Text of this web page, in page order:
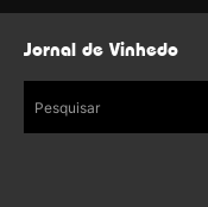
Jornal de Vinhedo
Pesquisar